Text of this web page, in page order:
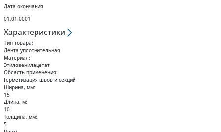
Шпоночный материал
Кольца стопорные
Дата окончания
01.01.0001
Характеристики
Тип товара:
Лента уплотнительная
Материал:
Этиловенилацетат
Область применения:
Герметизация швов и секций
Ширина, мм:
15
Длина, м:
10
Толщина, мм:
5